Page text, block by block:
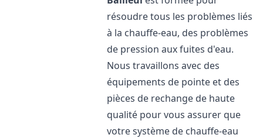
résoudre tous les problèmes liés
à la chauffe-eau, des problèmes
de pression aux fuites d'eau.
Nous travaillons avec des
équipements de pointe et des
pièces de rechange de haute
qualité pour vous assurer que
votre système de chauffe-eau